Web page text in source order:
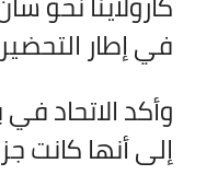
في إطار
وأكد الاتحاد
إلى أنها كانت